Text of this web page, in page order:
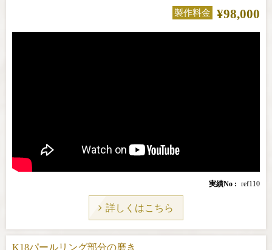
製作料金 ¥98,000
実績No ref110
詳しくはこちら
K18パールリング部分の磨き